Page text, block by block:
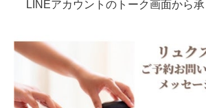
LINEアカウントのトーク画面から承